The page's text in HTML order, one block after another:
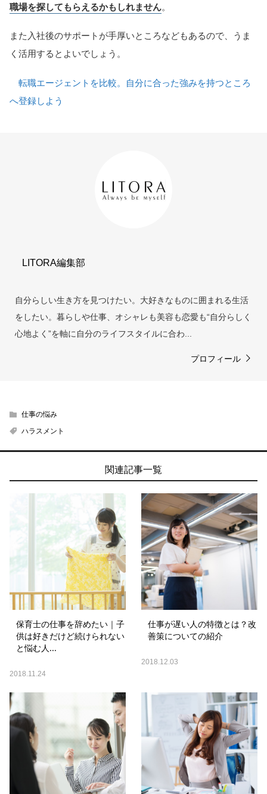
職場を探してもらえるかもしれません。
また入社後のサポートが手厚いところなどもあるので、うま
く活用するとよいでしょう。
転職エージェントを比較。自分に合った強みを持つところ
へ登録しよう
LITORA編集部
自分らしい生き方を見つけたい。大好きなものに囲まれる生活
をしたい。暮らしや仕事、オシャレも美容も恋愛も“自分らしく
心地よく”を軸に自分のライフスタイルに合わ...
プロフィール
仕事の悩み
ハラスメント
関連記事一覧
保育士の仕事を辞めたい｜子
供は好きだけど続けられない
と悩む人...
2018.11.24
仕事が遅い人の特徴とは？改
善策についての紹介
2018.12.03